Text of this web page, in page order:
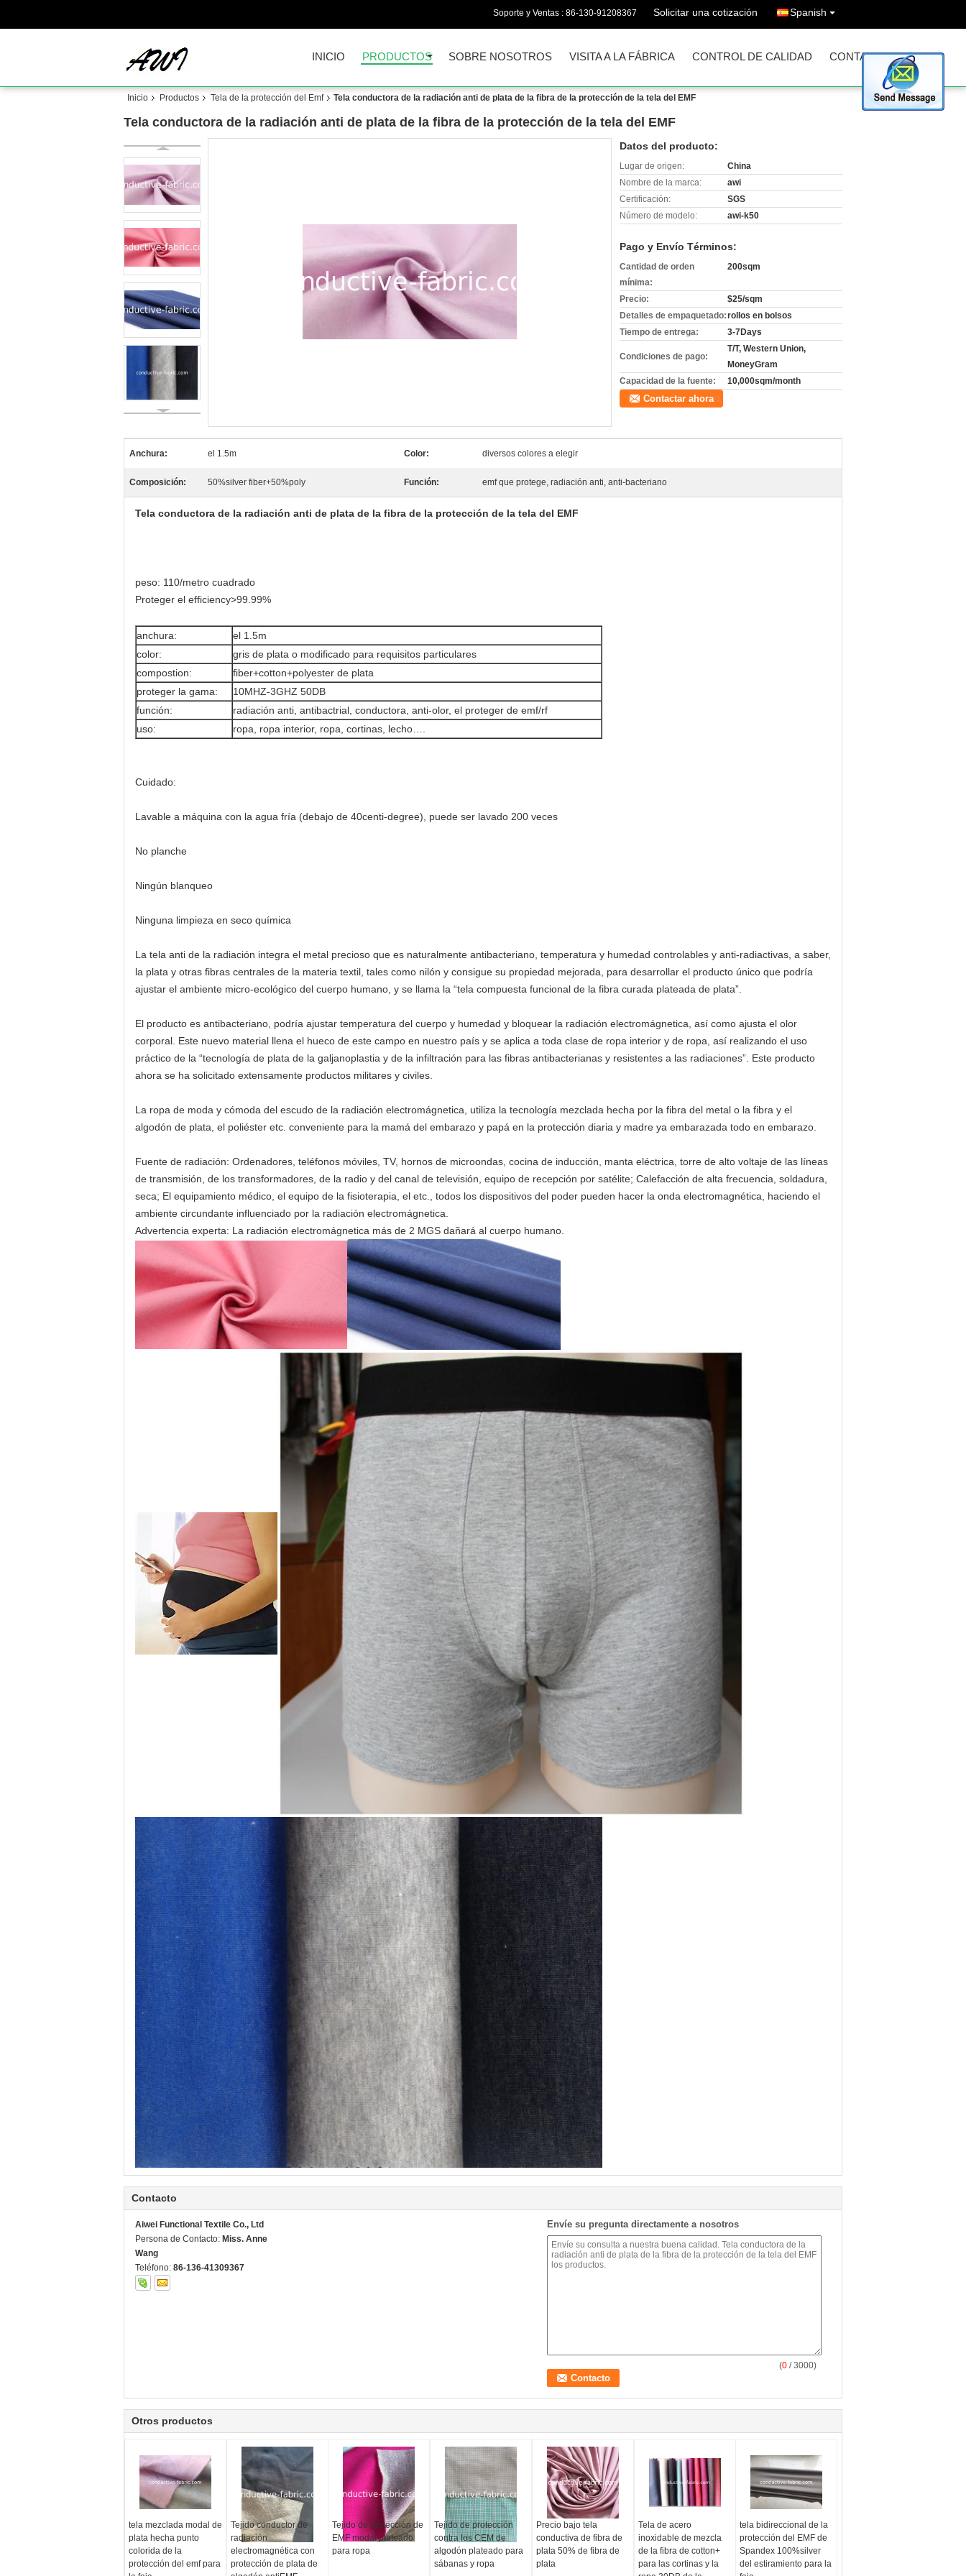
Soporte y Ventas : 86-130-91208367 Solicitar una cotización Spanish
INICIO PRODUCTOS SOBRE NOSOTROS VISITA A LA FÁBRICA CONTROL DE CALIDAD CONTACTO
Inicio Productos Tela de la protección del Emf Tela conductora de la radiación anti de plata de la fibra de la protección de la tela del EMF
Tela conductora de la radiación anti de plata de la fibra de la protección de la tela del EMF
Datos del producto:
Lugar de origen:
China
Nombre de la marca:
awi
Certificación:
SGS
Número de modelo:
awi-k50
Pago y Envío Términos:
Cantidad de orden
mínima:
200sqm
Precio:
$25/sqm
Detalles de empaquetado:rollos en bolsos
Tiempo de entrega:
3-7Days
Condiciones de pago:
T/T, Western Union,
MoneyGram
Capacidad de la fuente:
10,000sqm/month
Contactar ahora
Anchura: el 1.5m Color: diversos colores a elegir
Composición: 50%silver fiber+50%poly Función: emf que protege, radiación anti, anti-bacteriano
Tela conductora de la radiación anti de plata de la fibra de la protección de la tela del EMF
peso: 110/metro cuadrado
Proteger el efficiency>99.99%
anchura:
el 1.5m
color:
gris de plata o modificado para requisitos particulares
compostion:
fiber+cotton+polyester de plata
proteger la gama:
10MHZ-3GHZ 50DB
función:
radiación anti, antibactrial, conductora, anti-olor, el proteger de emf/rf
uso:
ropa, ropa interior, ropa, cortinas, lecho….
Cuidado:
Lavable a máquina con la agua fría (debajo de 40centi-degree), puede ser lavado 200 veces
No planche
Ningún blanqueo
Ninguna limpieza en seco química
La tela anti de la radiación integra el metal precioso que es naturalmente antibacteriano, temperatura y humedad controlables y anti-radiactivas, a saber,
la plata y otras fibras centrales de la materia textil, tales como nilón y consigue su propiedad mejorada, para desarrollar el producto único que podría
ajustar el ambiente micro-ecológico del cuerpo humano, y se llama la “tela compuesta funcional de la fibra curada plateada de plata”.
El producto es antibacteriano, podría ajustar temperatura del cuerpo y humedad y bloquear la radiación electromágnetica, así como ajusta el olor
corporal. Este nuevo material llena el hueco de este campo en nuestro país y se aplica a toda clase de ropa interior y de ropa, así realizando el uso
práctico de la “tecnología de plata de la galjanoplastia y de la infiltración para las fibras antibacterianas y resistentes a las radiaciones”. Este producto
ahora se ha solicitado extensamente productos militares y civiles.
La ropa de moda y cómoda del escudo de la radiación electromágnetica, utiliza la tecnología mezclada hecha por la fibra del metal o la fibra y el
algodón de plata, el poliéster etc. conveniente para la mamá del embarazo y papá en la protección diaria y madre ya embarazada todo en embarazo.
Fuente de radiación: Ordenadores, teléfonos móviles, TV, hornos de microondas, cocina de inducción, manta eléctrica, torre de alto voltaje de las líneas
de transmisión, de los transformadores, de la radio y del canal de televisión, equipo de recepción por satélite; Calefacción de alta frecuencia, soldadura,
seca; El equipamiento médico, el equipo de la fisioterapia, el etc., todos los dispositivos del poder pueden hacer la onda electromagnética, haciendo el
ambiente circundante influenciado por la radiación electromágnetica.
Advertencia experta: La radiación electromágnetica más de 2 MGS dañará al cuerpo humano.
Contacto
Aiwei Functional Textile Co., Ltd
Persona de Contacto: Miss. Anne
Wang
Teléfono: 86-136-41309367
Envíe su pregunta directamente a nosotros
(0 / 3000)
Otros productos
tela mezclada modal de
plata hecha punto
colorida de la
protección del emf para
Tejido conductor de
radiación
electromagnética con
protección de plata de
Tejido de protección de
EMF modal plateado
para ropa
Tejido de protección
contra los CEM de
algodón plateado para
sábanas y ropa
Precio bajo tela
conductiva de fibra de
plata 50% de fibra de
plata
Tela de acero
inoxidable de mezcla
de la fibra de cotton+
para las cortinas y la
tela bidireccional de la
protección del EMF de
Spandex 100%silver
del estiramiento para la